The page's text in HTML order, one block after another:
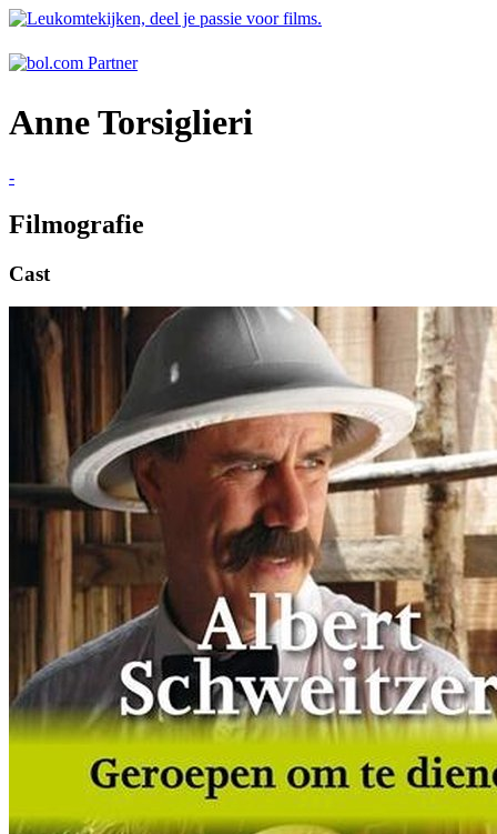
Anne Torsiglieri
-
Filmografie
Cast